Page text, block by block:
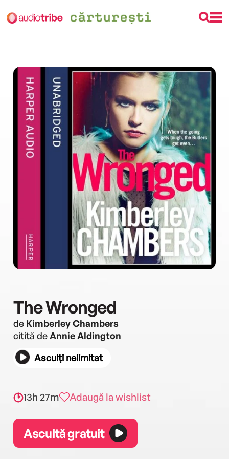
The Wronged
de Kimberley Chambers
citită deAnnie Aldington
Asculți nelimitat
13h 27m Adaugă la wishlist
Ascultă gratuit